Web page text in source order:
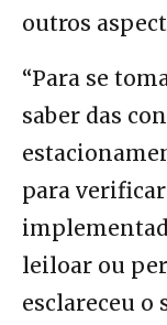
outros
“Para se
saber das
para
leiloar ou
esclareceu o